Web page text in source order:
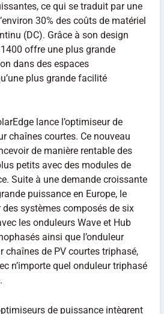
ce qui se traduit par une
30% des coûts de matériel
(DC). Grâce à son design
offre une plus grande
dans des espaces
plus grande facilité
lance l’optimiseur de
chaînes courtes. Ce nouveau
de manière rentable des
petits avec des modules de
Suite à une demande croissante
puissance en Europe, le
systèmes composés de six
les onduleurs Wave et Hub
ainsi que l’onduleur
chaînes de PV courtes triphasé,
n’importe quel onduleur triphasé
de puissance intègrent